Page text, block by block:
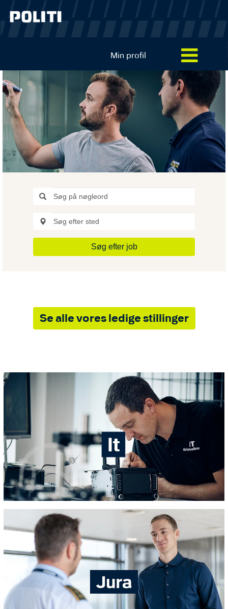
Min profil
Søg efter job
Se alle vores ledige stillinger